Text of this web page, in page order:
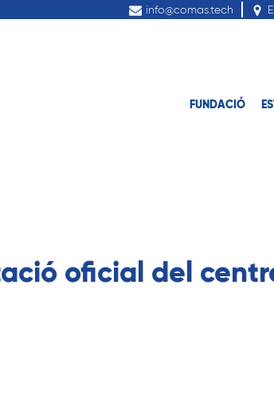
info@comas.tech
FUNDACIÓ
oficial del